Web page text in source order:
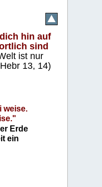
hin auf
sind
ist nur
13, 14)
weise.
Erde
ein